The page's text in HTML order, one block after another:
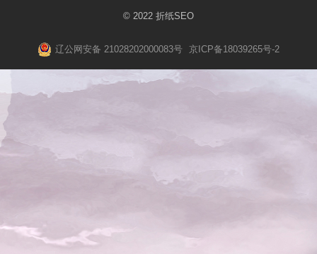
© 2022 折纸SEO
辽公网安备 21028202000083号 京ICP备18039265号-2